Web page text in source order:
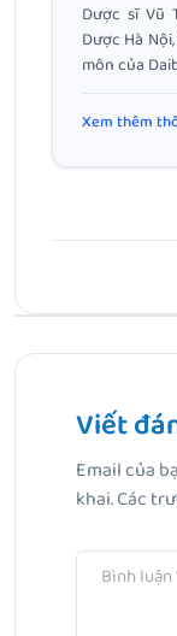
Dược sĩ Vũ
Dược Hà
môn của
Xem thêm
Tắm lá mùi cho
Trẻ Nhỏ
Viết
Email của
khai.Các